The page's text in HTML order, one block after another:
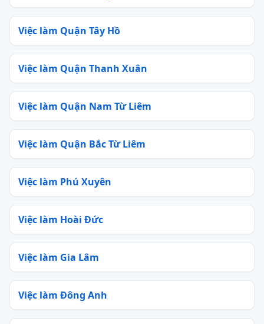
Việc làm Quận Tây Hồ
Việc làm Quận Thanh Xuân
Việc làm Quận Nam Từ Liêm
Việc làm Quận Bắc Từ Liêm
Việc làm Phú Xuyên
Việc làm Hoài Đức
Việc làm Gia Lâm
Việc làm Đông Anh